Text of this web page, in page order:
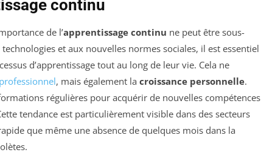
continu
de l’apprentissage continu ne peut être sous-
et aux nouvelles normes sociales, il est essentiel
d’apprentissage tout au long de leur vie. Cela ne
, mais également la croissance personnelle.
régulières pour acquérir de nouvelles compétences
tendance est particulièrement visible dans des secteurs
que même une absence de quelques mois dans la